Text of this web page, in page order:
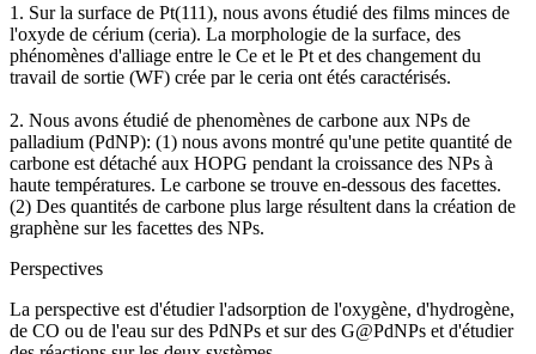
1. Sur la surface de Pt(111), nous avons étudié des films minces de
l'oxyde de cérium (ceria). La morphologie de la surface, des
phénomènes d'alliage entre le Ce et le Pt et des changement du
travail de sortie (WF) crée par le ceria ont étés caractérisés.
2. Nous avons étudié de phenomènes de carbone aux NPs de
palladium (PdNP): (1) nous avons montré qu'une petite quantité de
carbone est détaché aux HOPG pendant la croissance des NPs à
haute températures. Le carbone se trouve en-dessous des facettes.
(2) Des quantités de carbone plus large résultent dans la création de
graphène sur les facettes des NPs.
Perspectives
La perspective est d'étudier l'adsorption de l'oxygène, d'hydrogène,
de CO ou de l'eau sur des PdNPs et sur des G@PdNPs et d'étudier